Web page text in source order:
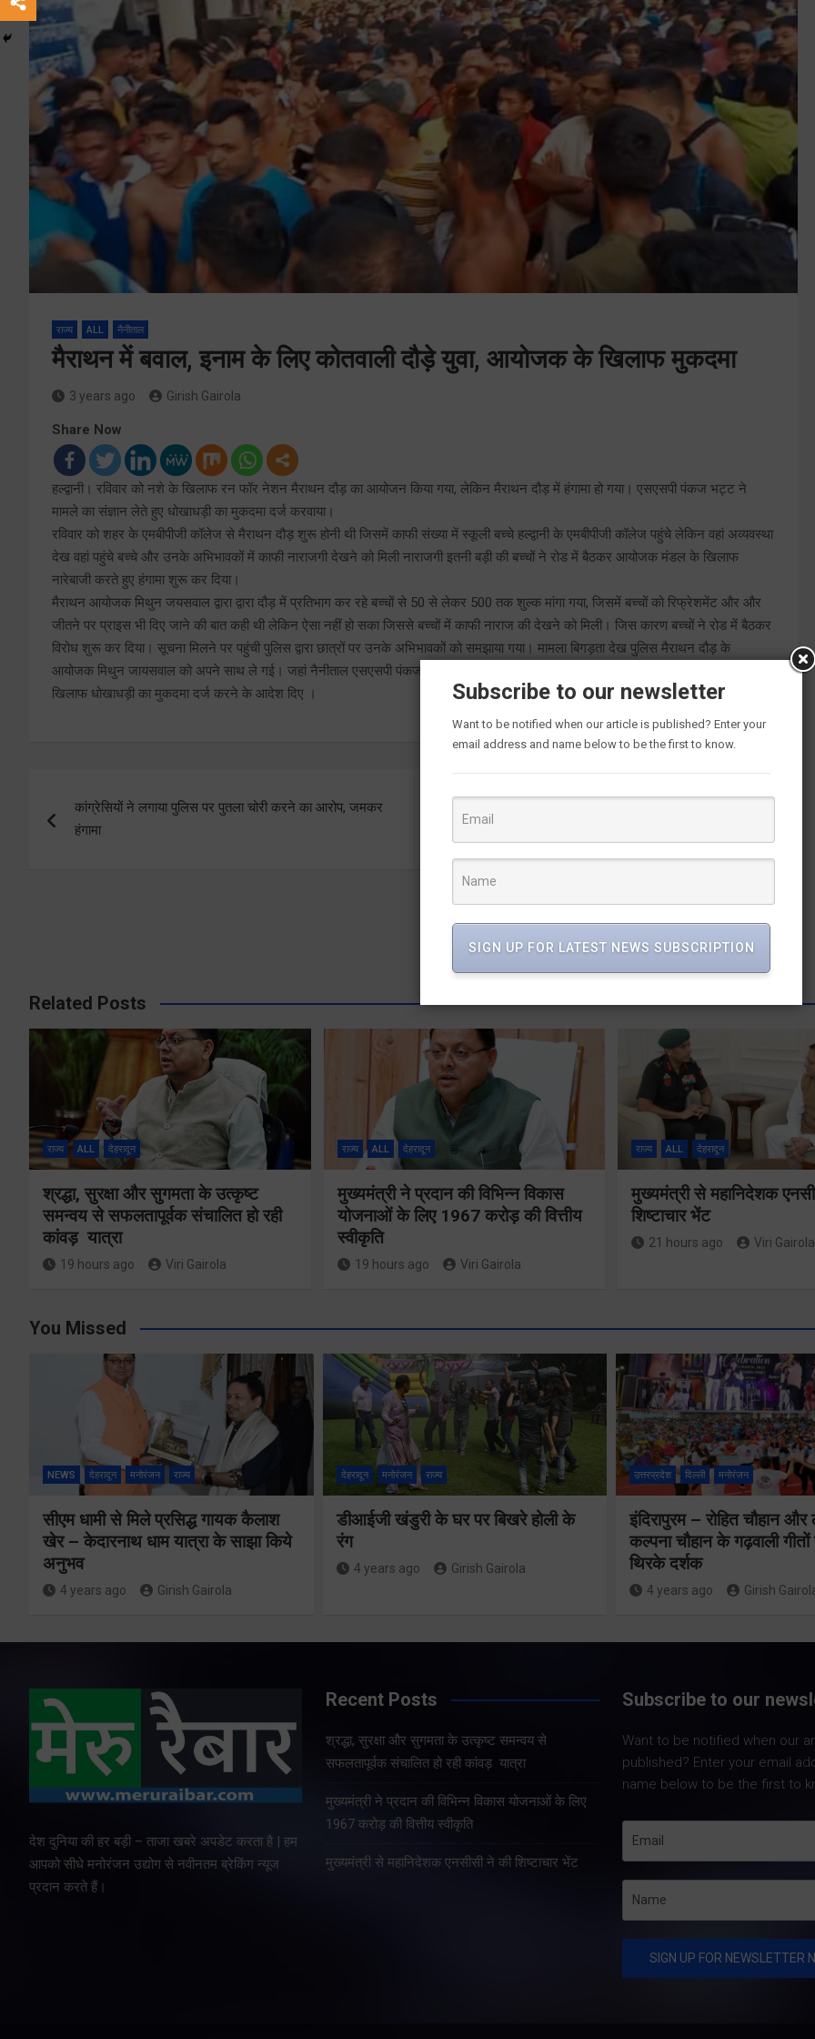
राज्य ALL नैनीताल
मैराथन में बवाल, इनाम के लिए कोतवाली दौड़े युवा, आयोजक के खिलाफ मुकदमा
3 years ago Girish Gairola
Share Now
हल्द्वानी। रविवार को नशे के खिलाफ रन फॉर नेशन मैराथन दौड़ का आयोजन किया गया, लेकिन मैराथन दौड़ में हंगामा हो गया। एसएसपी पंकज भट्ट ने
मामले का संज्ञान लेते हुए धोखाधड़ी का मुकदमा दर्ज करवाया।
रविवार को शहर के एमबीपीजी कॉलेज से मैराथन दौड़ शुरू होनी थी जिसमें काफी संख्या में स्कूली बच्चे हल्द्वानी के एमबीपीजी कॉलेज पहुंचे लेकिन वहां अव्यवस्था
देख वहां पहुंचे बच्चे और उनके अभिभावकों में काफी नाराजगी देखने को मिली नाराजगी इतनी बड़ी की बच्चों ने रोड में बैठकर आयोजक मंडल के खिलाफ
नारेबाजी करते हुए हंगामा शुरू कर दिया।
मैराथन आयोजक मिथुन जयसवाल द्वारा द्वारा दौड़ में प्रतिभाग कर रहे बच्चों से 50 से लेकर 500 तक शुल्क मांगा गया, जिसमें बच्चों को रिफ्रेशमेंट और और
जीतने पर प्राइस भी दिए जाने की बात कही थी लेकिन ऐसा नहीं हो सका जिससे बच्चों में काफी नाराज की देखने को मिली। जिस कारण बच्चों ने रोड में बैठकर
विरोध शुरू कर दिया। सूचना मिलने पर पहुंची पुलिस द्वारा छात्रों पर उनके अभिभावकों को समझाया गया। मामला बिगड़ता देख पुलिस मैराथन दौड़ के
आयोजक मिथुन जायसवाल को अपने साथ ले गई। जहां नैनीताल एसएसपी पंकज भट्ट ने मामले का संज्ञान लेते हुए ऑर्गेनाइजेशन मिथुन जायसवाल के
खिलाफ धोखाधड़ी का मुकदमा दर्ज करने के आदेश दिए ।
navigation
कांग्रेसियों ने लगाया पुलिस पर पुतला चोरी करने का आरोप, जमकर
हंगामा
Related Posts
राज्य ALL देहरादून
श्रद्धा, सुरक्षा और सुगमता के उत्कृष्ट
समन्वय से सफलतापूर्वक संचालित हो रही
कांवड़ यात्रा
19 hours ago Viri Gairola
राज्य ALL देहरादून
मुख्यमंत्री ने प्रदान की विभिन्न विकास
योजनाओं के लिए 1967 करोड़ की वित्तीय
स्वीकृति
19 hours ago Viri Gairola
राज्य ALL देहरादून
मुख्यमंत्री से महानिदेशक
शिष्टाचार भेंट
21 hours ago Viri Gairola
You Missed
NEWS देहरादून मनोरंजन राज्य
सीएम धामी से मिले प्रसिद्ध गायक कैलाश
खेर – केदारनाथ धाम यात्रा के साझा किये
अनुभव
4 years ago Girish Gairola
देहरादून मनोरंजन राज्य
डीआईजी खंडुरी के घर पर बिखरे होली के
रंग
4 years ago Girish Gairola
उत्तरप्रदेश दिल्ली मनोरंजन
इंदिरापुरम – रोहित चौहान और
कल्पना चौहान के गढ़वाली
थिरके दर्शक
4 years ago Girish
देश दुनिया की हर बड़ी – ताजा खबरे अपडेट करता है | हम
आपको सीधे मनोरंजन उद्योग से नवीनतम ब्रेकिंग न्यूज
प्रदान करते हैं।
Recent Posts
श्रद्धा, सुरक्षा और सुगमता के उत्कृष्ट समन्वय से
सफलतापूर्वक संचालित हो रही कांवड़ यात्रा
मुख्यमंत्री ने प्रदान की विभिन्न विकास योजनाओं के लिए
1967 करोड़ की वित्तीय स्वीकृति
मुख्यमंत्री से महानिदेशक एनसीसी ने की शिष्टाचार भेंट
Subscribe to our
Want to be notified when our
published? Enter your email
name below to be the first to
में रहें अधिकारीः
Share Nowदेहरादून। मुख्य
सचिव आनंद बर्द्धन ने गुरुवार को
राज्य आपातकालीन परिचालन
केंद्र पहुंचकर प्रदेश में लगातार
उत्पन्न स्थिति की विस्तृत समीक्षा
श्रद्धा,
सुगमता के
उत्कृष्ट
से
कांवड़
Share Now
Share
मुख्यमंत्री पुष्कर सिंह
कुशल नेतृत्व एवं राज्य
सुचारु रूप से
Subscribe to our newsletter
Want to be notified when our article is published? Enter your
email address and name below to be the first to know.
SIGN UP FOR LATEST NEWS SUBSCRIPTION